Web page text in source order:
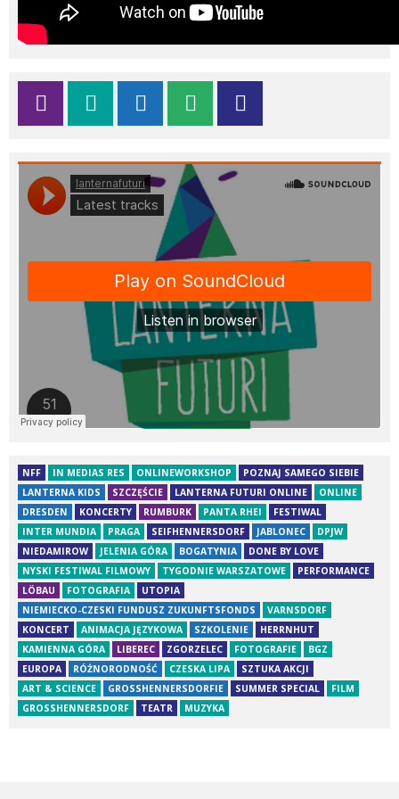
NFF IN MEDIAS RES ONLINEWORKSHOP
POZNAJ SAMEGO SIEBIE
LANTERNA KIDS
SZCZĘŚCIE LANTERNA FUTURI ONLINE
ONLINE
DRESDEN
KONCERTY RUMBURK PANTA RHEI
FESTIWAL
INTER MUNDIA
PRAGA SEIFHENNERSDORF JABLONEC
DPJW
NIEDAMIROW
JELENIA GÓRA BOGATYNIA
DONE BY LOVE
NYSKI FESTIWAL FILMOWY
TYGODNIE WARSZATOWE
PERFORMANCE
LÖBAU
FOTOGRAFIA
UTOPIA
NIEMIECKO-CZESKI FUNDUSZ ZUKUNFTSFONDS
VARNSDORF
KONCERT
ANIMACJA JĘZYKOWA SZKOLENIE
HERRNHUT
KAMIENNA GÓRA
LIBEREC ZGORZELEC FOTOGRAFIE
BGZ
EUROPA
RÓŻNORODNOŚĆ CZESKA LIPA
SZTUKA AKCJI
ART & SCIENCE
GROSSHENNERSDORFIE SUMMER SPECIAL
FILM
GROSSHENNERSDORF
TEATR MUZYKA